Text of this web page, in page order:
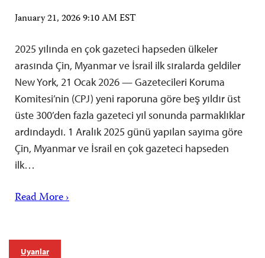
January 21, 2026 9:10 AM EST
2025 yılında en çok gazeteci hapseden ülkeler
arasında Çin, Myanmar ve İsrail ilk sıralarda geldiler
New York, 21 Ocak 2026 — Gazetecileri Koruma
Komitesi’nin (CPJ) yeni raporuna göre beş yıldır üst
üste 300’den fazla gazeteci yıl sonunda parmaklıklar
ardındaydı. 1 Aralık 2025 günü yapılan sayıma göre
Çin, Myanmar ve İsrail en çok gazeteci hapseden
ilk…
Read More ›
Uyarılar